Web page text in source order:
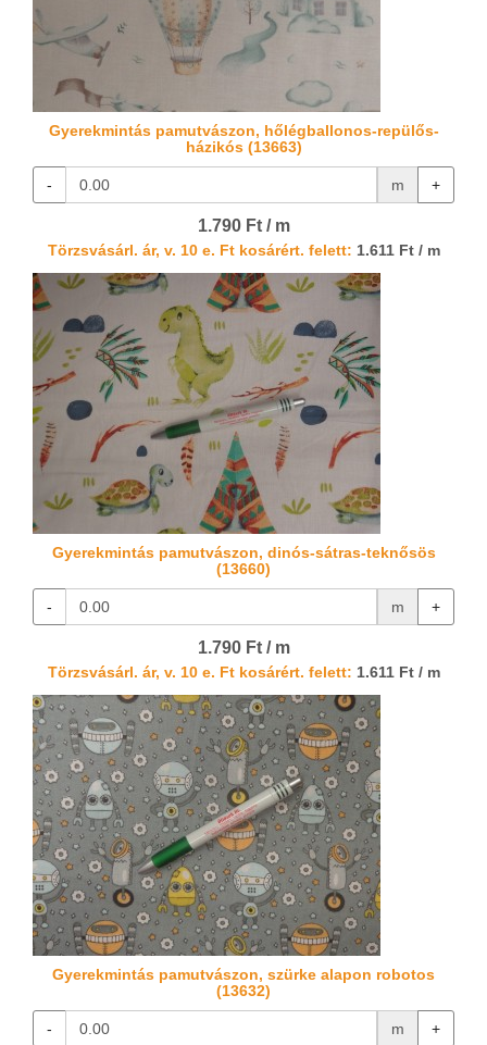
Gyerekmintás pamutvászon, hőlégballonos-repülős-
házikós (13663)
- m +
1.790 Ft / m
Törzsvásárl. ár, v. 10 e. Ft kosárért. felett: 1.611 Ft / m
Gyerekmintás pamutvászon, dinós-sátras-teknősös
(13660)
- m +
1.790 Ft / m
Törzsvásárl. ár, v. 10 e. Ft kosárért. felett: 1.611 Ft / m
Gyerekmintás pamutvászon, szürke alapon robotos
(13632)
- m +